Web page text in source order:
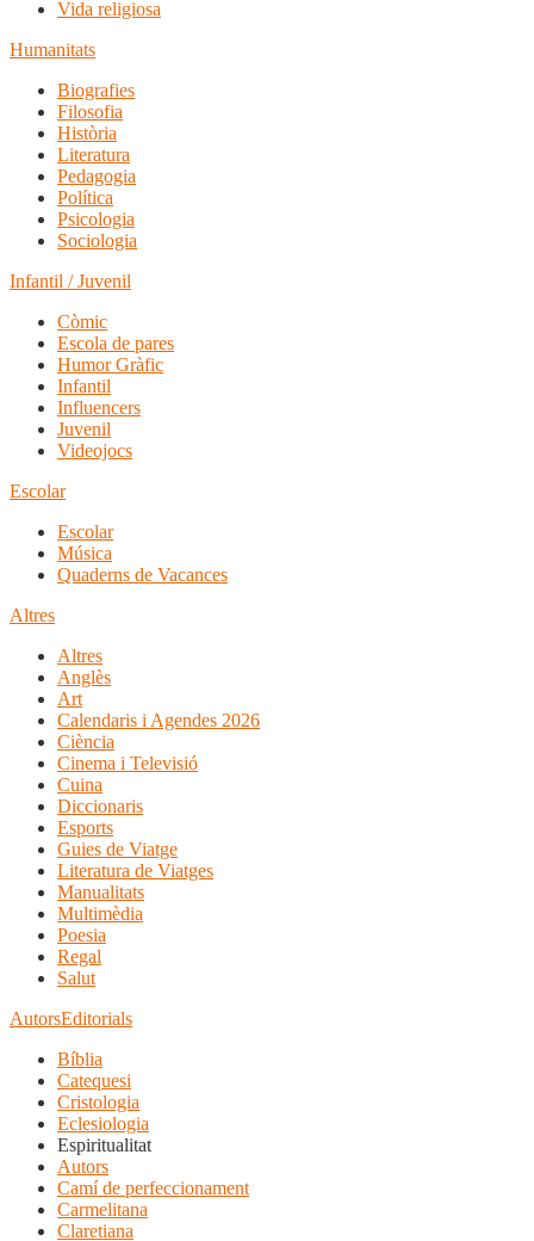
Vida religiosa
Humanitats
Biografies
Filosofia
Història
Literatura
Pedagogia
Política
Psicologia
Sociologia
Infantil / Juvenil
Còmic
Escola de pares
Humor Gràfic
Infantil
Influencers
Juvenil
Videojocs
Escolar
Escolar
Música
Quaderns de Vacances
Altres
Altres
Anglès
Art
Calendaris i Agendes 2026
Ciència
Cinema i Televisió
Cuina
Diccionaris
Esports
Guies de Viatge
Literatura de Viatges
Manualitats
Multimèdia
Poesia
Regal
Salut
AutorsEditorials
Bíblia
Catequesi
Cristologia
Eclesiologia
Espiritualitat
Autors
Camí de perfeccionament
Carmelitana
Claretiana